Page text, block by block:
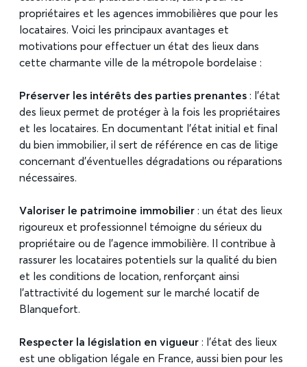
propriétaires et les agences immobilières que pour les
locataires. Voici les principaux avantages et
motivations pour effectuer un état des lieux dans
cette charmante ville de la métropole bordelaise :
Préserver les intérêts des parties prenantes : l’état
des lieux permet de protéger à la fois les propriétaires
et les locataires. En documentant l’état initial et final
du bien immobilier, il sert de référence en cas de litige
concernant d’éventuelles dégradations ou réparations
nécessaires.
Valoriser le patrimoine immobilier : un état des lieux
rigoureux et professionnel témoigne du sérieux du
propriétaire ou de l’agence immobilière. Il contribue à
rassurer les locataires potentiels sur la qualité du bien
et les conditions de location, renforçant ainsi
l’attractivité du logement sur le marché locatif de
Blanquefort.
Respecter la législation en vigueur : l’état des lieux
est une obligation légale en France, aussi bien pour les